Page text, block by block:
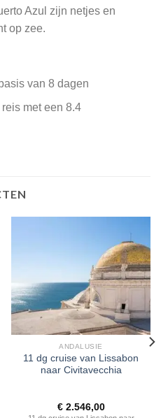
Azul zijn netjes en
op zee.
van 8 dagen
met een 8.4
ANDALUSIE
11 dg cruise van Lissabon
naar Civitavecchia
€2.546,00